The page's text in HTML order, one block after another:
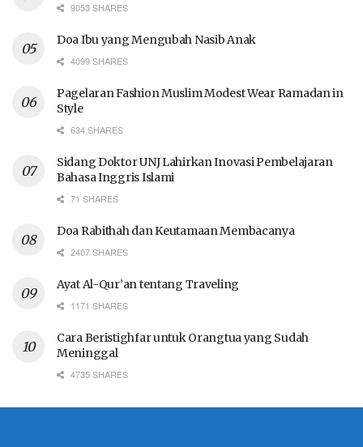
9053 SHARES
Doa Ibu yang Mengubah Nasib Anak
4099 SHARES
Pagelaran Fashion Muslim Modest Wear Ramadan in
Style
634 SHARES
Sidang Doktor UNJ Lahirkan Inovasi Pembelajaran
Bahasa Inggris Islami
71 SHARES
Doa Rabithah dan Keutamaan Membacanya
2407 SHARES
Ayat Al-Qur’an tentang Traveling
1171 SHARES
Cara Beristighfar untuk Orangtua yang Sudah
Meninggal
4735 SHARES